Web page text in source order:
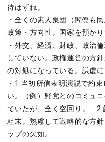
待はずれ。
・全くの素人集団（閣僚も
政策・方向性。国家を預かり
・外交、経済、財政、政治
していない。政権運営の方
の対処になっている。謙虚
・1.当初所信表明演説で約
い。（例）野党とのコミュ
ていたが、全く空回り。 2.
粗末。熟慮して戦略的な方
ップの欠如。